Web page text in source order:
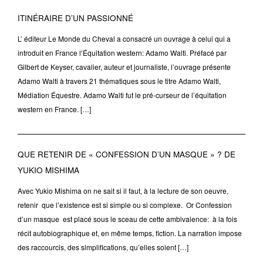
ITINÉRAIRE D’UN PASSIONNÉ
L’ éditeur Le Monde du Cheval a consacré un ouvrage à celui qui a
introduit en France l’Équitation western: Adamo Walti. Préfacé par
Gilbert de Keyser, cavalier, auteur et journaliste, l’ouvrage présente
Adamo Walti à travers 21 thématiques sous le titre Adamo Walti,
Médiation Équestre. Adamo Walti fut le pré-curseur de l’équitation
western en France. […]
QUE RETENIR DE « CONFESSION D’UN MASQUE » ? DE
YUKIO MISHIMA
Avec Yukio Mishima on ne sait si il faut, à la lecture de son oeuvre,
retenir que l’existence est si simple ou si complexe. Or Confession
d’un masque est placé sous le sceau de cette ambivalence: à la fois
récit autobiographique et, en même temps, fiction. La narration impose
des raccourcis, des simplifications, qu’elles soient […]